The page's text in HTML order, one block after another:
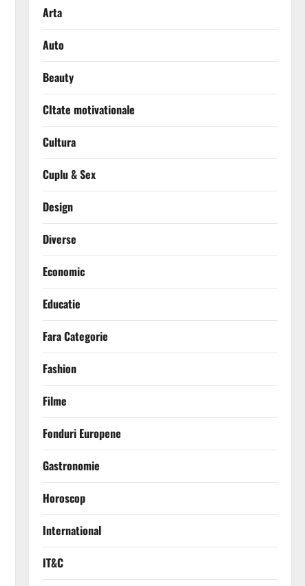
Arta
Auto
Beauty
CItate motivationale
Cultura
Cuplu & Sex
Design
Diverse
Economic
Educatie
Fara Categorie
Fashion
Filme
Fonduri Europene
Gastronomie
Horoscop
International
IT&C